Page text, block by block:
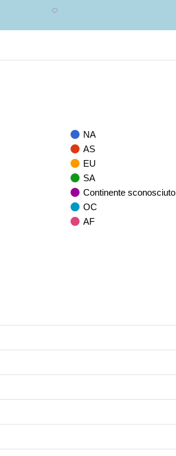
NA
AS
EU
SA
Continente sconosciuto
OC
AF